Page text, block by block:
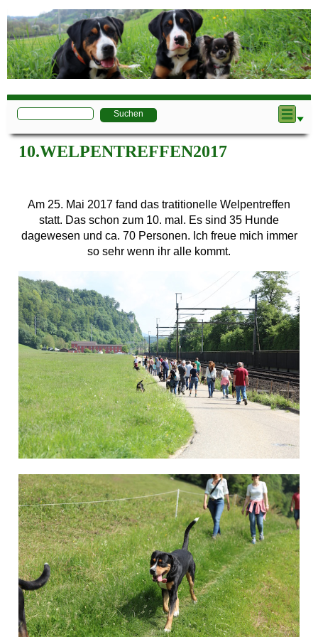
10.WELPENTREFFEN2017
Am 25. Mai 2017 fand das tratitionelle Welpentreffen
statt. Das schon zum 10. mal. Es sind 35 Hunde
dagewesen und ca. 70 Personen. Ich freue mich immer
so sehr wenn ihr alle kommt.